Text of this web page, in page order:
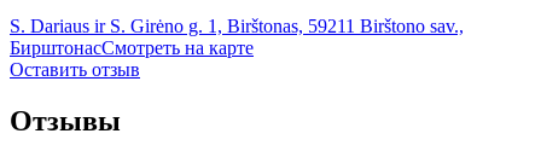
S. Dariaus ir S. Girėno g. 1, Birštonas, 59211 Birštono sav.,
БирштонасСмотреть на карте
Оставить отзыв
Отзывы